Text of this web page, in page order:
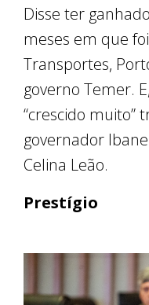
Disse ter
meses em que
Transportes,
governo Temer.
“crescido muito”
governador
Celina Leão.
Prestígio